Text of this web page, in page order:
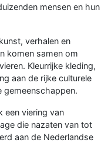
mensen en hun
verhalen en
komen samen om
Kleurrijke kleding,
aan de rijke culturele
gemeenschappen.
een viering van
die nazaten van tot
aan de Nederlandse